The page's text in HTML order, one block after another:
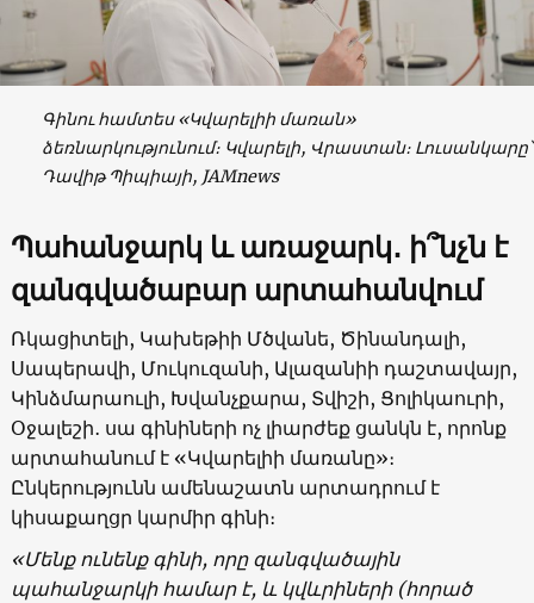
Գինու համտես «Կվարելիի մառան»
ձեռնարկությունում։ Կվարելի, Վրաստան։ Լուսանկարը՝
Դավիթ Պիպիայի, JAMnews
Պահանջարկ և առաջարկ․ ի՞նչն է
զանգվածաբար արտահանվում
Ռկացիտելի, Կախեթիի Մծվանե, Ծինանդալի,
Սապերավի, Մուկուզանի, Ալազանիի դաշտավայր,
Կինձմարաուլի, Խվանչքարա, Տվիշի, Ցոլիկաուրի,
Օջալեշի․ սա գինիների ոչ լիարժեք ցանկն է, որոնք
արտահանում է «Կվարելիի մառանը»։
Ընկերությունն ամենաշատն արտադրում է
կիսաքաղցր կարմիր գինի։
«Մենք ունենք գինի, որը զանգվածային
պահանջարկի համար է, և կվևրիների (հորած